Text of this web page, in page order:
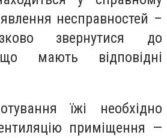
несправностей –
звернутися до
що мають відповідні
їжі необхідно
приміщення —